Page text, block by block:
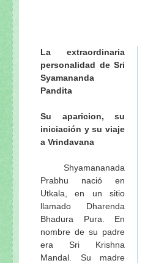
Resumen del
El Siksastaka y
Bhakti-rasamrta
Sri Siksastakam
Diksa-guru y
Tres clases de
Apéndice 5
La Naturaleza
Apéndice 6
Dos testimonios
Sri Nama
Apéndice 7
Nama-bhajana
Japa-mala y
Clases de
Rasayana-japa
-
La extraordinaria
personalidad de Sri
Syamananda
Pandita
Su aparicion, su
iniciación y su viaje
a Vrindavana
Shyamananada
Prabhu nació en
Utkala, en un sitio
llamado Dharenda
Bhadura Pura. En
nombre de su padre
era Sri Krishna
Mandal. Su madre